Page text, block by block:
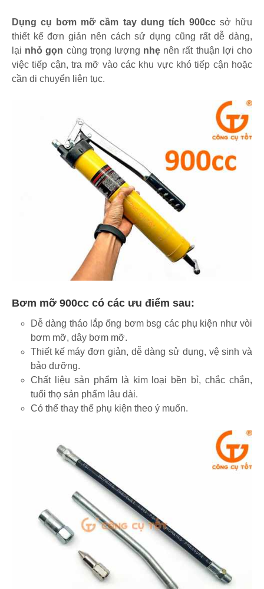
Dụng cụ bơm mỡ cầm tay dung tích 900ccsở hữu
thiết kế đơn giản nên cách sử dụng cũng rất dễ dàng,
lại nhỏ gọn cùng trọng lượng nhẹ nên rất thuận lợi cho
việc tiếp cận, tra mỡ vào các khu vực khó tiếp cận hoặc
cần di chuyển liên tục.
Bơm mỡ 900cc có các ưu điểm sau:
Dễ dàng tháo lắp ống bơm bsg các phụ kiện như vòi
bơm mỡ, dây bơm mỡ.
Thiết kế máy đơn giản, dễ dàng sử dụng, vệ sinh và
bảo dưỡng.
Chất liệu sản phẩm là kim loại bền bỉ, chắc chắn,
tuổi thọ sản phẩm lâu dài.
Có thể thay thế phụ kiện theo ý muốn.